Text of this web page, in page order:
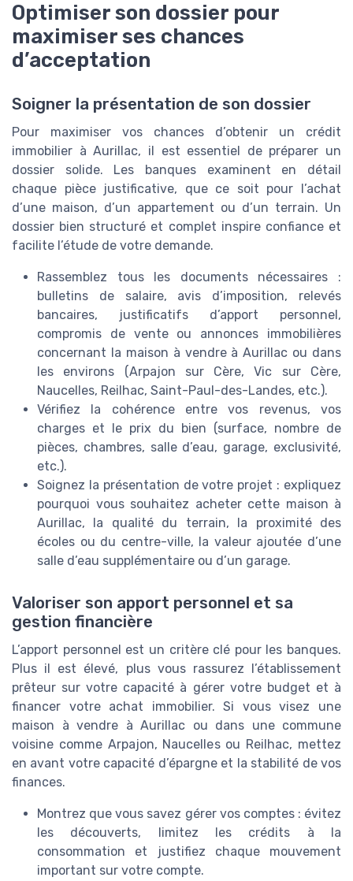
Optimiser son dossier pour
maximiser ses chances
d’acceptation
Soigner la présentation de son dossier
Pour maximiser vos chances d’obtenir un crédit
immobilier à Aurillac, il est essentiel de préparer un
dossier solide. Les banques examinent en détail
chaque pièce justificative, que ce soit pour l’achat
d’une maison, d’un appartement ou d’un terrain. Un
dossier bien structuré et complet inspire confiance et
facilite l’étude de votre demande.
Rassemblez tous les documents nécessaires :
bulletins de salaire, avis d’imposition, relevés
bancaires, justificatifs d’apport personnel,
compromis de vente ou annonces immobilières
concernant la maison à vendre à Aurillac ou dans
les environs (Arpajon sur Cère, Vic sur Cère,
Naucelles, Reilhac, Saint-Paul-des-Landes, etc.).
Vérifiez la cohérence entre vos revenus, vos
charges et le prix du bien (surface, nombre de
pièces, chambres, salle d’eau, garage, exclusivité,
etc.).
Soignez la présentation de votre projet : expliquez
pourquoi vous souhaitez acheter cette maison à
Aurillac, la qualité du terrain, la proximité des
écoles ou du centre-ville, la valeur ajoutée d’une
salle d’eau supplémentaire ou d’un garage.
Valoriser son apport personnel et sa
gestion financière
L’apport personnel est un critère clé pour les banques.
Plus il est élevé, plus vous rassurez l’établissement
prêteur sur votre capacité à gérer votre budget et à
financer votre achat immobilier. Si vous visez une
maison à vendre à Aurillac ou dans une commune
voisine comme Arpajon, Naucelles ou Reilhac, mettez
en avant votre capacité d’épargne et la stabilité de vos
finances.
Montrez que vous savez gérer vos comptes : évitez
les découverts, limitez les crédits à la
consommation et justifiez chaque mouvement
important sur votre compte.